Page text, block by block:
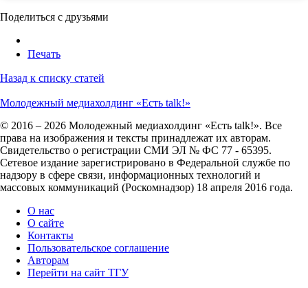
Поделиться с друзьями
Печать
Назад к списку статей
Молодежный медиахолдинг «Есть talk!»
© 2016 – 2026 Молодежный медиахолдинг «Есть talk!». Все
права на изображения и тексты принадлежат их авторам.
Свидетельство о регистрации СМИ ЭЛ № ФС 77 - 65395.
Сетевое издание зарегистрировано в Федеральной службе по
надзору в сфере связи, информационных технологий и
массовых коммуникаций (Роскомнадзор) 18 апреля 2016 года.
О нас
О сайте
Контакты
Пользовательское соглашение
Авторам
Перейти на сайт ТГУ